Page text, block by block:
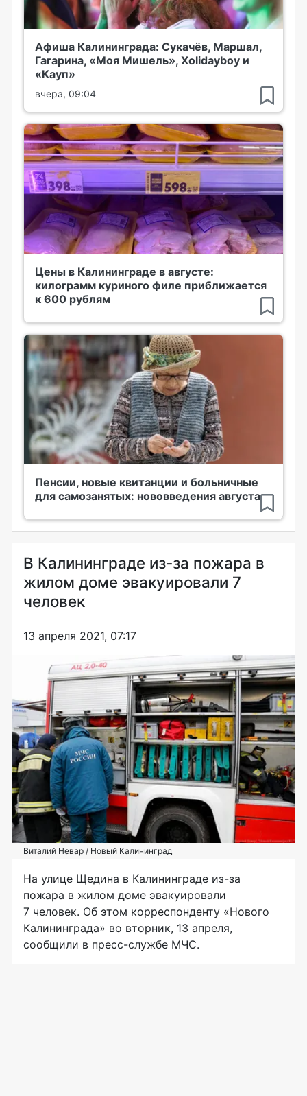
Афиша Калининграда: Сукачёв, Маршал,
Гагарина, «Моя Мишель», Xolidayboy и
«Кауп»
вчера, 09:04
Цены в Калининграде в августе:
килограмм куриного филе приближается
к 600 рублям
Пенсии, новые квитанции и больничные
для самозанятых: нововведения августа
В Калининграде из-за пожара в
жилом доме эвакуировали 7
человек
13 апреля 2021, 07:17
Виталий Невар / Новый Калининград
На улице Щедина в Калининграде из-за
пожара в жилом доме эвакуировали
7 человек. Об этом корреспонденту «Нового
Калининграда» во вторник, 13 апреля,
сообщили в пресс-службе МЧС.